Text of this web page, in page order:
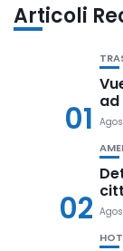
Articoli
01
02